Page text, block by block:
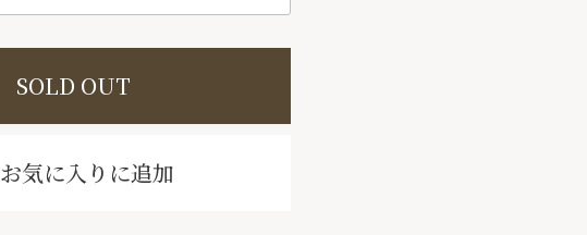
SOLD OUT
お気に入りに追加